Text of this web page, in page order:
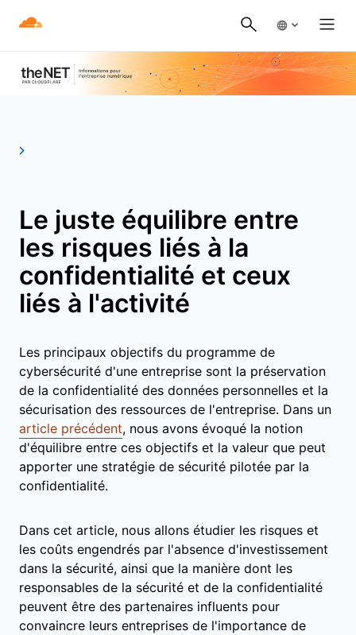
Le juste équilibre entre
les risques liés à la
confidentialité et ceux
liés à l'activité
Les principaux objectifs du programme de
cybersécurité d'une entreprise sont la préservation
de la confidentialité des données personnelles et la
sécurisation des ressources de l'entreprise. Dans un
article précédent, nous avons évoqué la notion
d'équilibre entre ces objectifs et la valeur que peut
apporter une stratégie de sécurité pilotée par la
confidentialité.
Dans cet article, nous allons étudier les risques et
les coûts engendrés par l'absence d'investissement
dans la sécurité, ainsi que la manière dont les
responsables de la sécurité et de la confidentialité
peuvent être des partenaires influents pour
convaincre leurs entreprises de l'importance de